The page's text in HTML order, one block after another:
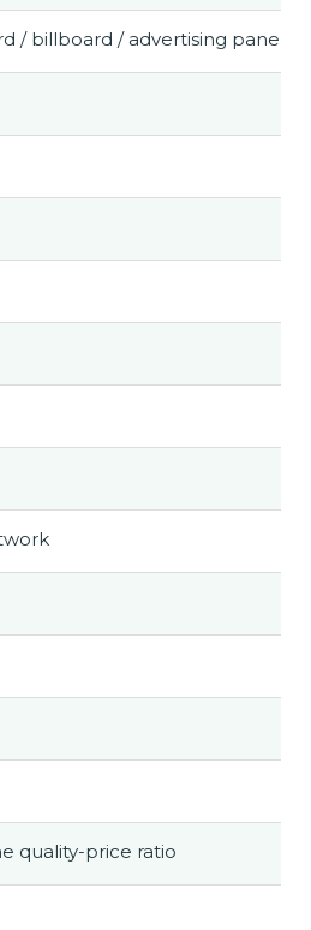
/ billboard / advertising panel
quality-price ratio